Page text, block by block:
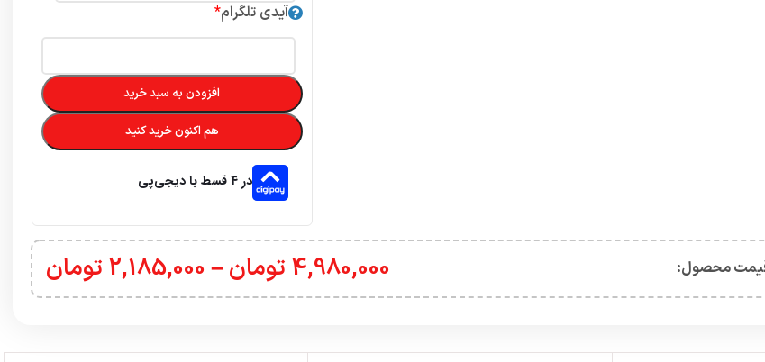
*آیدی تلگرام
افزودن به سبد خرید
هم اکنون خرید کنید
در ۴ قسط با دیجی‌پی
محصول:​ 4,980,000 تومان–
2,185,000 تومان